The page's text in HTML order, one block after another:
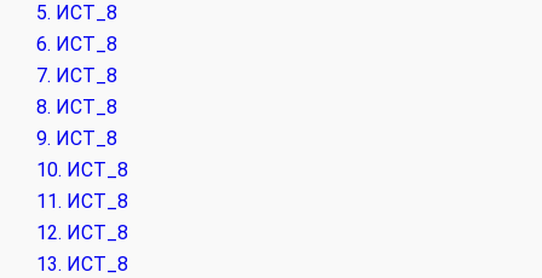
5. ИСТ_8
6. ИСТ_8
7. ИСТ_8
8. ИСТ_8
9. ИСТ_8
10. ИСТ_8
11. ИСТ_8
12. ИСТ_8
13. ИСТ_8